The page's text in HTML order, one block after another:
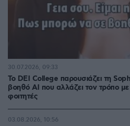
Το DEI College παρουσιάζει τη
βοηθό AI που αλλάζει τον τρόπο
φοιτητές
30.07.2026, 09:33
03.08.2026, 10:56